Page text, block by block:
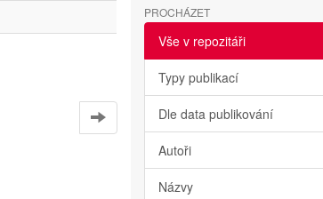
PROCHÁZET
Vše v repozitáři
Typy publikací
Dle data publikování
Autoři
Názvy